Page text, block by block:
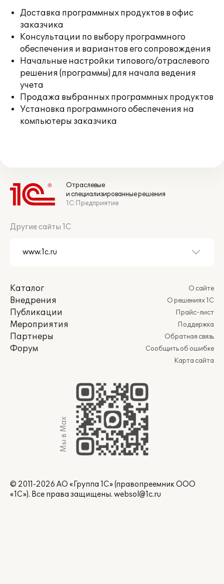
Доставка программных продуктов в офис
заказчика
Консультации по выбору программного
обеспечения и вариантов его сопровождения
Начальные настройки типового/отраслевого
решения (программы) для начала ведения
учета
Продажа выбранных программных продуктов
Установка программного обеспечения на
компьютеры заказчика
Отраслевые
и специализированные решения
1С:Предприятие
Другие сайты 1С
Каталог
Внедрения
Публикации
Мероприятия
Партнеры
Форум
О сайте
О решениях 1С
Прайс-лист
Поддержка
Обратная связь
Сообщить об ошибке
Карта сайта
Мы в Max
© 2011-2026 АО «Группа 1С» (правопреемник ООО
«1С»). Все права защищены. websol@1c.ru